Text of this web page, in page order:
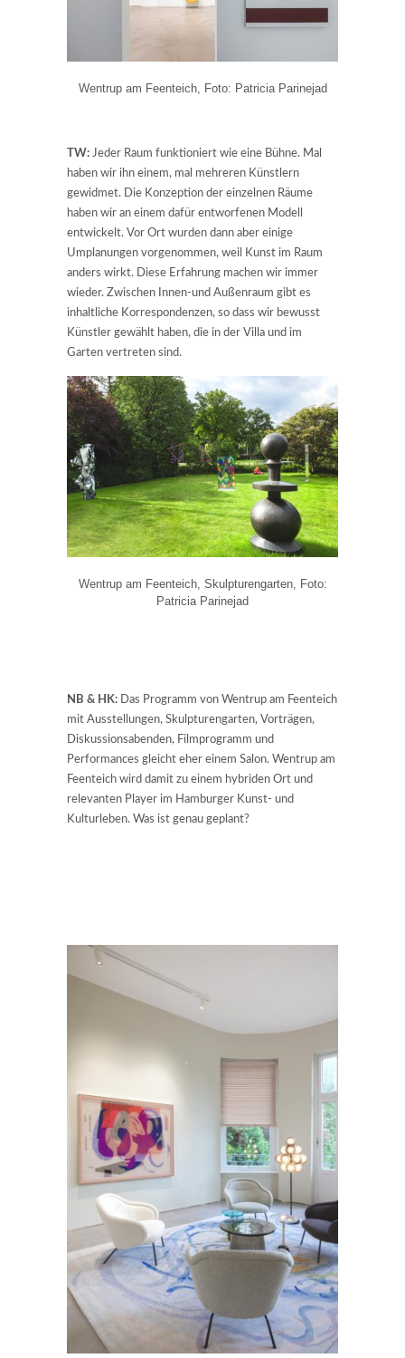
Wentrup am Feenteich, Foto: Patricia Parinejad
TW: Jeder Raum funktioniert wie eine Bühne. Mal
haben wir ihn einem, mal mehreren Künstlern
gewidmet. Die Konzeption der einzelnen Räume
haben wir an einem dafür entworfenen Modell
entwickelt. Vor Ort wurden dann aber einige
Umplanungen vorgenommen, weil Kunst im Raum
anders wirkt. Diese Erfahrung machen wir immer
wieder. Zwischen Innen-und Außenraum gibt es
inhaltliche Korrespondenzen, so dass wir bewusst
Künstler gewählt haben, die in der Villa und im
Garten vertreten sind.
Wentrup am Feenteich, Skulpturengarten, Foto:
Patricia Parinejad
NB & HK: Das Programm von Wentrup am Feenteich
mit Ausstellungen, Skulpturengarten, Vorträgen,
Diskussionsabenden, Filmprogramm und
Performances gleicht eher einem Salon. Wentrup am
Feenteich wird damit zu einem hybriden Ort und
relevanten Player im Hamburger Kunst- und
Kulturleben. Was ist genau geplant?